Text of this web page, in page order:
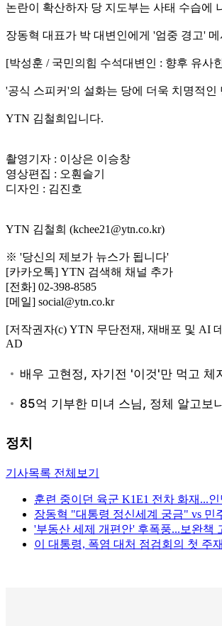
논란이 확산하자 당 지도부는 사태 수습에
장동혁 대표가 박 대변인에게 '엄중 경고'
[박성훈 / 국민의힘 수석대변인 : 향후 유사
'공식 스피커'의 설화는 당에 더욱 치명적
YTN 김철희입니다.
촬영기자 : 이상은 이승창
영상편집 : 오훤슬기
디자인 : 김진호
YTN 김철희 (kchee21@ytn.co.kr)
※ '당신의 제보가 뉴스가 됩니다'
[카카오톡] YTN 검색해 채널 추가
[전화] 02-398-8585
[메일] social@ytn.co.kr
[저작권자(c) YTN 무단전재, 재배포 및 AI
AD
정치
기사목록 전체보기
훈련 중이던 육군 K1E1 전차 화재...
장동혁 "대통령 정신세계 궁금" vs
'부동산 세제 개편안' 후폭풍...보완책
이 대통령, 폭염 대처 점검회의 첫 주